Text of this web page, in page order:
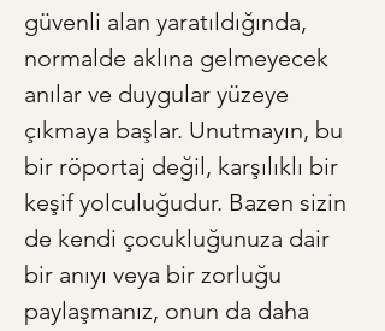
güvenli alan yaratıldığında,
normalde aklına gelmeyecek
anılar ve duygular yüzeye
çıkmaya başlar. Unutmayın, bu
bir röportaj değil, karşılıklı bir
keşif yolculuğudur. Bazen sizin
de kendi çocukluğunuza dair
bir anıyı veya bir zorluğu
paylaşmanız, onun da daha